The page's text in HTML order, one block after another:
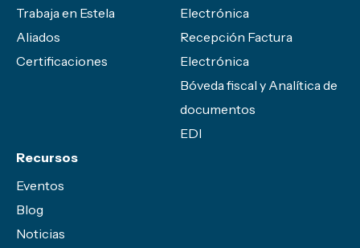
Trabaja en Estela
Aliados
Certificaciones
Electrónica
Recepción Factura
Electrónica
Bóveda fiscal y Analítica de
documentos
EDI
Recursos
Eventos
Blog
Noticias